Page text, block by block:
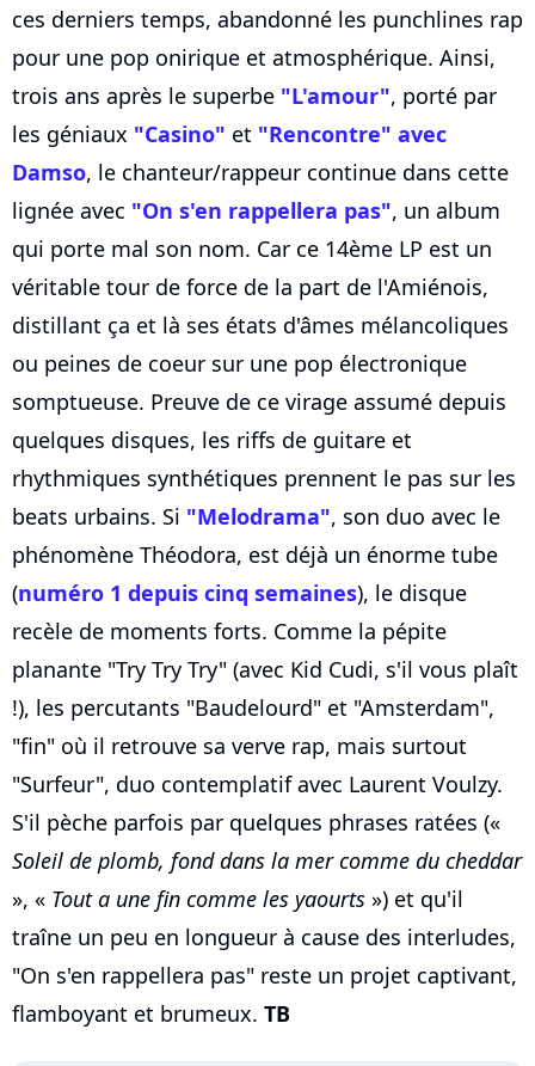
ces derniers temps, abandonné les punchlines rap
pour une pop onirique et atmosphérique. Ainsi,
trois ans après le superbe "L'amour", porté par
les géniaux "Casino" et "Rencontre" avec
Damso, le chanteur/rappeur continue dans cette
lignée avec "On s'en rappellera pas", un album
qui porte mal son nom. Car ce 14ème LP est un
véritable tour de force de la part de l'Amiénois,
distillant ça et là ses états d'âmes mélancoliques
ou peines de coeur sur une pop électronique
somptueuse. Preuve de ce virage assumé depuis
quelques disques, les riffs de guitare et
rhythmiques synthétiques prennent le pas sur les
beats urbains. Si "Melodrama", son duo avec le
phénomène Théodora, est déjà un énorme tube
(numéro 1 depuis cinq semaines), le disque
recèle de moments forts. Comme la pépite
planante "Try Try Try" (avec Kid Cudi, s'il vous plaît
!), les percutants "Baudelourd" et "Amsterdam",
"fin" où il retrouve sa verve rap, mais surtout
"Surfeur", duo contemplatif avec Laurent Voulzy.
S'il pèche parfois par quelques phrases ratées («
Soleil de plomb, fond dans la mer comme du cheddar
», « Tout a une fin comme les yaourts ») et qu'il
traîne un peu en longueur à cause des interludes,
"On s'en rappellera pas" reste un projet captivant,
flamboyant et brumeux. TB